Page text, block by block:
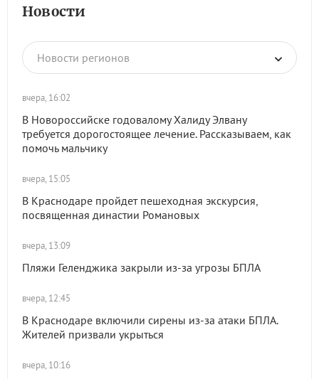
Новости
Новости регионов
вчера, 16:02
В Новороссийске годовалому Халиду Элвану
требуется дорогостоящее лечение. Рассказываем, как
помочь мальчику
вчера, 15:05
В Краснодаре пройдет пешеходная экскурсия,
посвященная династии Романовых
вчера, 13:09
Пляжи Геленджика закрыли из-за угрозы БПЛА
вчера, 12:45
В Краснодаре включили сирены из-за атаки БПЛА.
Жителей призвали укрыться
вчера, 10:16